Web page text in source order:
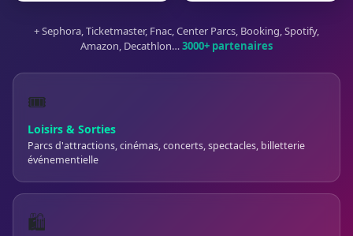
+ Sephora, Ticketmaster, Fnac, Center Parcs, Booking, Spotify,
Amazon, Decathlon…3000+ partenaires
🎟️
Loisirs & Sorties
Parcs d'attractions, cinémas, concerts, spectacles, billetterie
événementielle
🛍️